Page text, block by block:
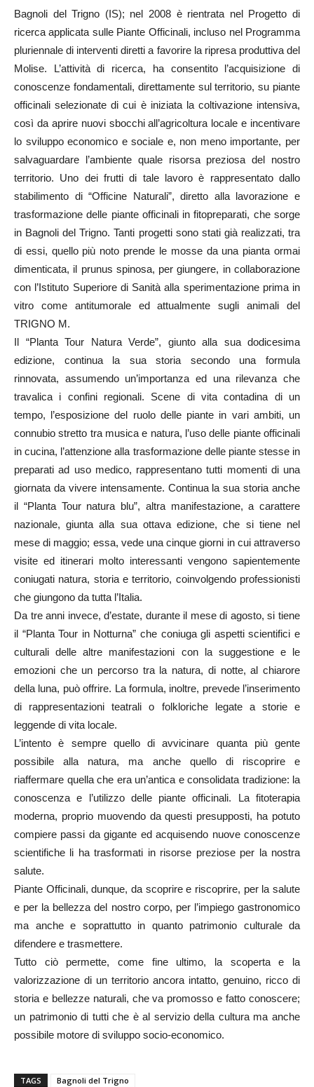
Bagnoli del Trigno (IS); nel 2008 è rientrata nel Progetto di
ricerca applicata sulle Piante Officinali, incluso nel Programma
pluriennale di interventi diretti a favorire la ripresa produttiva del
Molise. L’attività di ricerca, ha consentito l’acquisizione di
conoscenze fondamentali, direttamente sul territorio, su piante
officinali selezionate di cui è iniziata la coltivazione intensiva,
così da aprire nuovi sbocchi all’agricoltura locale e incentivare
lo sviluppo economico e sociale e, non meno importante, per
salvaguardare l’ambiente quale risorsa preziosa del nostro
territorio. Uno dei frutti di tale lavoro è rappresentato dallo
stabilimento di “Officine Naturali”, diretto alla lavorazione e
trasformazione delle piante officinali in fitopreparati, che sorge
in Bagnoli del Trigno. Tanti progetti sono stati già realizzati, tra
di essi, quello più noto prende le mosse da una pianta ormai
dimenticata, il prunus spinosa, per giungere, in collaborazione
con l’Istituto Superiore di Sanità alla sperimentazione prima in
vitro come antitumorale ed attualmente sugli animali del
TRIGNO M.
Il “Planta Tour Natura Verde”, giunto alla sua dodicesima
edizione, continua la sua storia secondo una formula
rinnovata, assumendo un’importanza ed una rilevanza che
travalica i confini regionali. Scene di vita contadina di un
tempo, l’esposizione del ruolo delle piante in vari ambiti, un
connubio stretto tra musica e natura, l’uso delle piante officinali
in cucina, l’attenzione alla trasformazione delle piante stesse in
preparati ad uso medico, rappresentano tutti momenti di una
giornata da vivere intensamente. Continua la sua storia anche
il “Planta Tour natura blu”, altra manifestazione, a carattere
nazionale, giunta alla sua ottava edizione, che si tiene nel
mese di maggio; essa, vede una cinque giorni in cui attraverso
visite ed itinerari molto interessanti vengono sapientemente
coniugati natura, storia e territorio, coinvolgendo professionisti
che giungono da tutta l’Italia.
Da tre anni invece, d’estate, durante il mese di agosto, si tiene
il “Planta Tour in Notturna” che coniuga gli aspetti scientifici e
culturali delle altre manifestazioni con la suggestione e le
emozioni che un percorso tra la natura, di notte, al chiarore
della luna, può offrire. La formula, inoltre, prevede l’inserimento
di rappresentazioni teatrali o folkloriche legate a storie e
leggende di vita locale.
L’intento è sempre quello di avvicinare quanta più gente
possibile alla natura, ma anche quello di riscoprire e
riaffermare quella che era un’antica e consolidata tradizione: la
conoscenza e l’utilizzo delle piante officinali. La fitoterapia
moderna, proprio muovendo da questi presupposti, ha potuto
compiere passi da gigante ed acquisendo nuove conoscenze
scientifiche li ha trasformati in risorse preziose per la nostra
salute.
Piante Officinali, dunque, da scoprire e riscoprire, per la salute
e per la bellezza del nostro corpo, per l’impiego gastronomico
ma anche e soprattutto in quanto patrimonio culturale da
difendere e trasmettere.
Tutto ciò permette, come fine ultimo, la scoperta e la
valorizzazione di un territorio ancora intatto, genuino, ricco di
storia e bellezze naturali, che va promosso e fatto conoscere;
un patrimonio di tutti che è al servizio della cultura ma anche
possibile motore di sviluppo socio-economico.
TAGS Bagnoli del Trigno